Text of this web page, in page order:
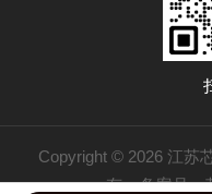
Copyright © 2026 江苏
有备案号：